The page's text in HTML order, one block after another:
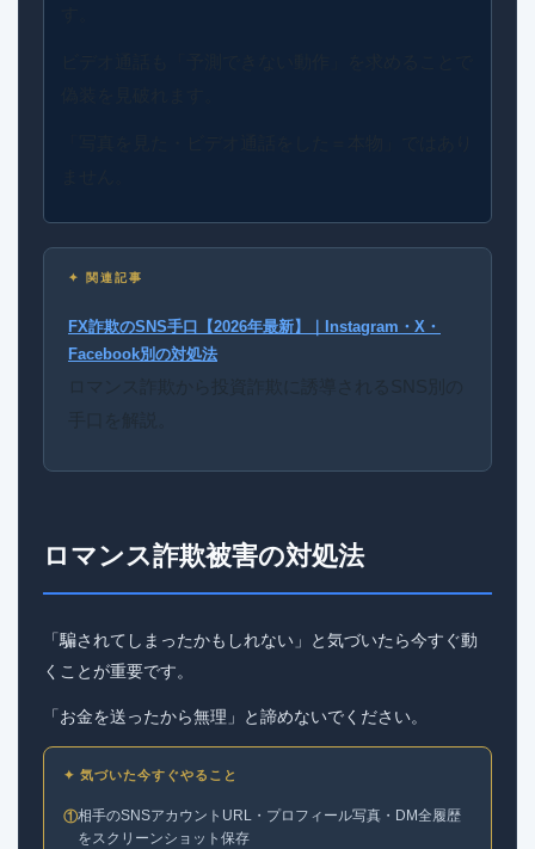
✦ 関連記事
FX詐欺のSNS手口【2026年最新】｜Instagram・X・
Facebook別の対処法
ロマンス詐欺被害の対処法
「騙されてしまったかもしれない」と気づいたら今すぐ動
くことが重要です。
「お金を送ったから無理」と諦めないでください。
✦ 気づいた今すぐやること
①相手のSNSアカウントURL・プロフィール写真・DM全履歴
をスクリーンショット保存